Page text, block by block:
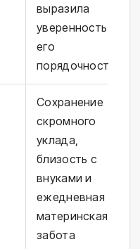
выразила
уверенность в
его
порядочности
Сохранение
скромного
уклада,
близость с
внуками и
ежедневная
материнская
забота